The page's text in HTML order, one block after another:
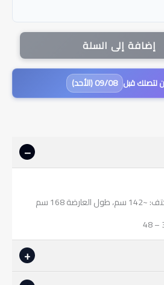
إضافة إلى السلة
لتصلك قبل 09/08 (الأحد)
168 سم